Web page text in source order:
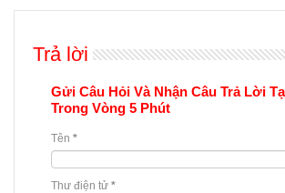
Trả lời
Gửi Câu Hỏi Và Nhận Câu Trả Lời
Trong Vòng 5 Phút
Tên *
Thư điện tử *